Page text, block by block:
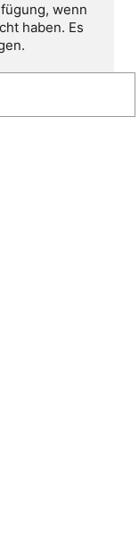
wenn
haben. Es